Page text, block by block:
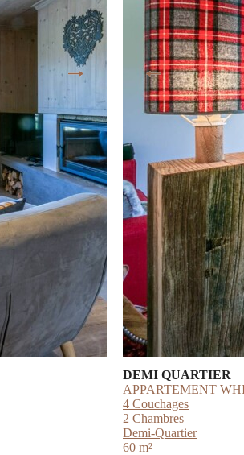
DEMI QUARTIER
APPARTEMENT
4 Couchages
2 Chambres
Demi-Quartier
60 m²